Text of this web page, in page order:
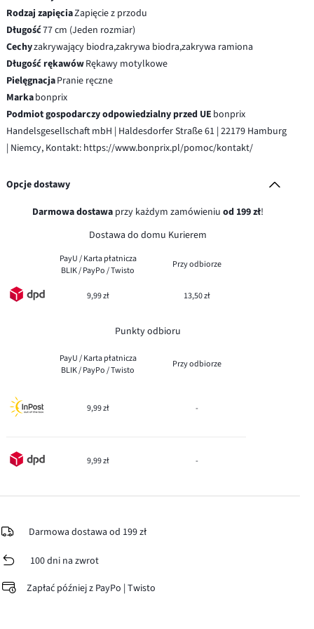
Rodzaj zapięciaZapięcie z przodu
Długość77 cm (Jeden rozmiar)
Cechyzakrywający biodra,zakrywa biodra,zakrywa ramiona
Długość rękawówRękawy motylkowe
PielęgnacjaPranie ręczne
Markabonprix
Podmiot gospodarczy odpowiedzialny przed UE bonprix
Handelsgesellschaft mbH | Haldesdorfer Straße 61 | 22179 Hamburg
| Niemcy, Kontakt: https://www.bonprix.pl/pomoc/kontakt/
Opcje dostawy
Darmowa dostawaprzy każdym zamówieniu od 199 zł!
Dostawa do domu Kurierem
PayU / Karta płatnicza
BLIK / PayPo / Twisto
Przy odbiorze
9,99 zł 13,50 zł
Punkty odbioru
PayU / Karta płatnicza
BLIK / PayPo / Twisto
Przy odbiorze
9,99 zł -
9,99 zł -
Darmowa dostawa od 199 zł
100 dni na zwrot
Zapłać później z PayPo | Twisto